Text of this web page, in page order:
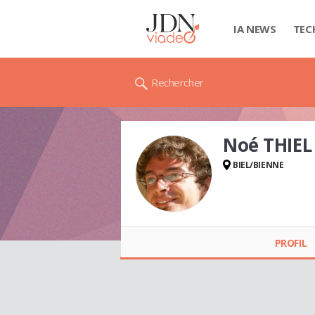
IA NEWS
Rechercher
Noé THIEL
BIEL/BIENNE
PROFIL